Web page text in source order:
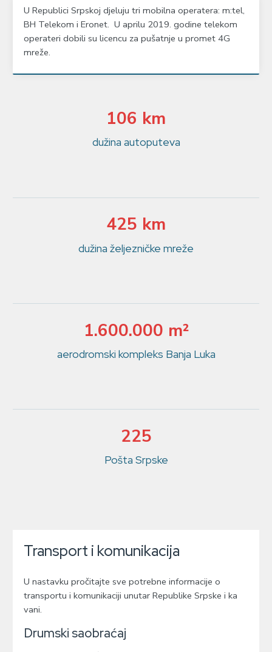
U Republici Srpskoj djeluju tri mobilna operatera: m:tel,
BH Telekom i Eronet. U aprilu 2019. godine telekom
operateri dobili su licencu za pušatnje u promet 4G
mreže.
106 km
dužina autoputeva
425 km
dužina željezničke mreže
1.600.000 m²
aerodromski kompleks Banja Luka
225
Pošta Srpske
Transport i komunikacija
U nastavku pročitajte sve potrebne informacije o
transportu i komunikaciji unutar Republike Srpske i ka
vani.
Drumski saobraćaj